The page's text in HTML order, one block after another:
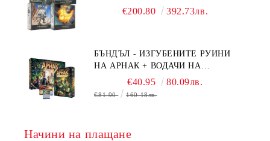
BOARD GAME EXPANSIONS -
€200.80 392.73лв.
БЪНДЪЛ - ИЗГУБЕНИТЕ РУИНИ
НА АРНАК + ВОДАЧИ НА
ЕКСПЕДИЦИИ + ПРОМО КАРТИ
БЕЗПЛАТНО
€40.95 80.09лв.
€81.90 160.18лв.
Начини на плащане